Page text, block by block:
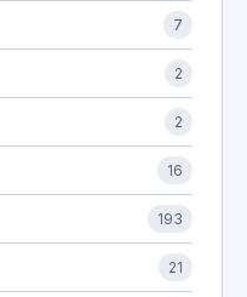
7
2
2
16
193
21